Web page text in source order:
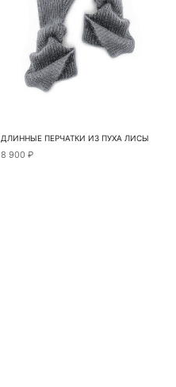
ДЛИННЫЕ ПЕРЧАТКИ ИЗ ПУХА ЛИСЫ
8 900 ₽